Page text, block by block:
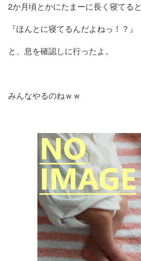
2か月頃とかにたまーに長く寝てると
『ほんとに寝てるんだよねっ！？』
と、息を確認しに行ったよ。
みんなやるのねｗｗ